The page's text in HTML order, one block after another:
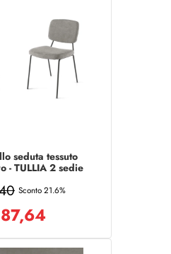
seduta tessuto
- TULLIA 2 sedie
Sconto 21.6%